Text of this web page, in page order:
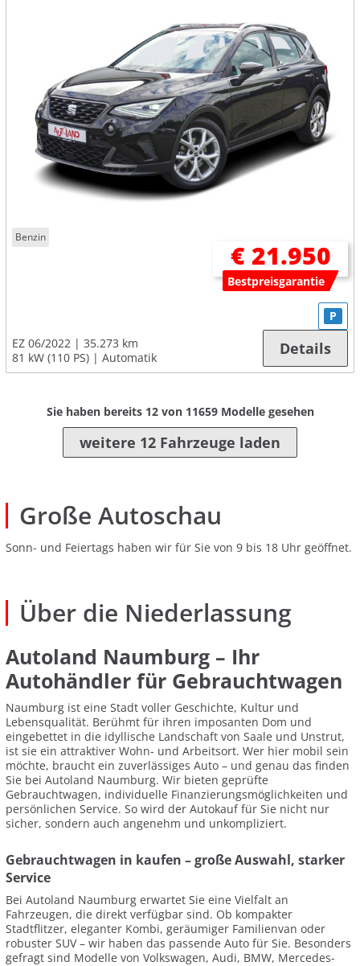
Benzin
€ 21.950
Bestpreisgarantie
EZ 06/2022
35.273 km
81 kW (110 PS)
Automatik
P
Details
Sie haben bereits 12von 11659Modelle gesehen
weitere 12 Fahrzeuge laden
Große Autoschau
Sonn- und Feiertags haben wir für Sie von 9 bis 18 Uhr geöffnet.
Über die Niederlassung
Autoland Naumburg – Ihr
Autohändler für Gebrauchtwagen
Naumburg ist eine Stadt voller Geschichte, Kultur und
Lebensqualität. Berühmt für ihren imposanten Dom und
eingebettet in die idyllische Landschaft von Saale und Unstrut,
ist sie ein attraktiver Wohn- und Arbeitsort. Wer hier mobil sein
möchte, braucht ein zuverlässiges Auto – und genau das finden
Sie bei Autoland Naumburg. Wir bieten geprüfte
Gebrauchtwagen, individuelle Finanzierungsmöglichkeiten und
persönlichen Service. So wird der Autokauf für Sie nicht nur
sicher, sondern auch angenehm und unkompliziert.
Gebrauchtwagen in kaufen – große Auswahl, starker
Service
Bei Autoland Naumburg erwartet Sie eine Vielfalt an
Fahrzeugen, die direkt verfügbar sind. Ob kompakter
Stadtflitzer, eleganter Kombi, geräumiger Familienvan oder
robuster SUV – wir haben das passende Auto für Sie. Besonders
gefragt sind Modelle von Volkswagen, Audi, BMW, Mercedes-